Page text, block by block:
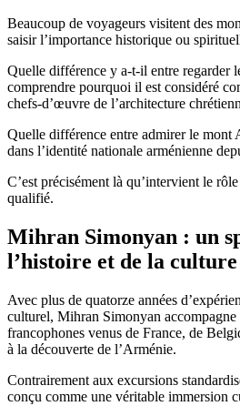
Beaucoup de voyageurs visitent des
saisir l’importance historique ou
Quelle différence y a-t-il entre regarder
comprendre pourquoi il est considéré
chefs-d’œuvre de l’architecture
Quelle différence entre admirer le mont
dans l’identité nationale arménienne
C’est précisément là qu’intervient le
qualifié.
Mihran Simonyan : un
l’histoire et de la
Avec plus de quatorze années
culturel, Mihran Simonyan accompagne
francophones venus de France, de
à la découverte de l’Arménie.
Contrairement aux excursions
conçu comme une véritable immersion